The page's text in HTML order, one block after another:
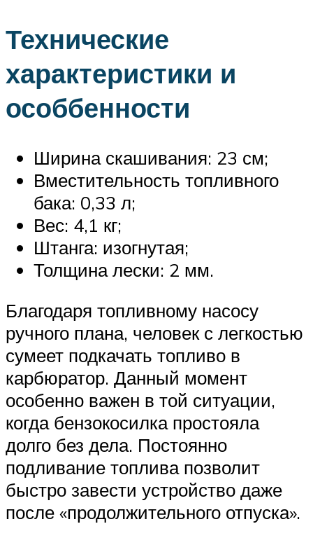
Технические
характеристики и
особбенности
Ширина скашивания: 23 см;
Вместительность топливного
бака: 0,33 л;
Вес: 4,1 кг;
Штанга: изогнутая;
Толщина лески: 2 мм.
Благодаря топливному насосу
ручного плана, человек с легкостью
сумеет подкачать топливо в
карбюратор. Данный момент
особенно важен в той ситуации,
когда бензокосилка простояла
долго без дела. Постоянно
подливание топлива позволит
быстро завести устройство даже
после «продолжительного отпуска».